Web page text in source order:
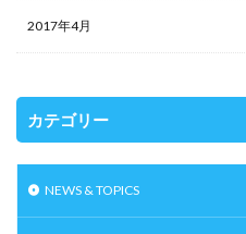
2017年4月
カテゴリー
NEWS & TOPICS